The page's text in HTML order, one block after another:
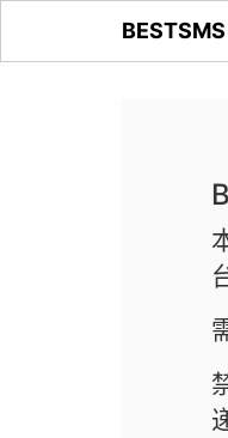
BESTSMS